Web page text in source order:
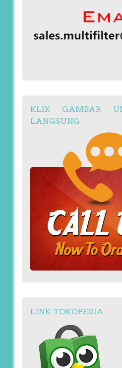
KLIK GAMBAR
LANGSUNG
LINK TOKOPEDIA